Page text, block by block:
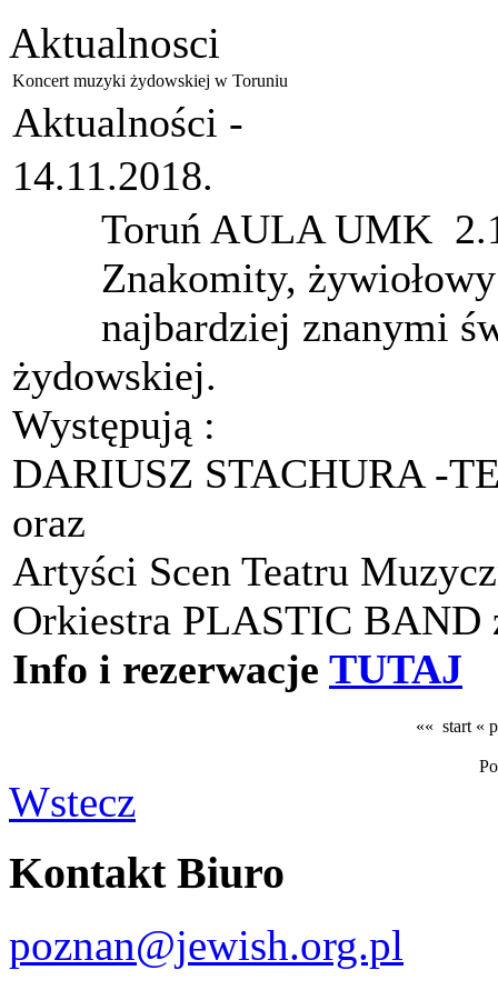
Aktualnosci
Koncert muzyki żydowskiej w Toruniu
Aktualności -
14.11.2018.
Toruń AULA UMK
Znakomity,
najbardziej znanymi
żydowskiej.
Występują :
DARIUSZ STACHURA -
oraz
Artyści Scen Teatru
Orkiestra PLASTIC BAND
Info i rezerwacje TUTAJ
«« start «
Wstecz
Kontakt Biuro
poznan@jewish.org.pl